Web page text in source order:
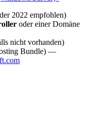
2022 empfohlen)
oder einer Domäne
nicht vorhanden)
Bundle) —